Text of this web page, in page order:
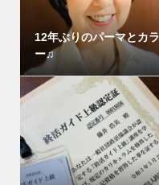
12年ぶりのパーマとカラ
ー♫